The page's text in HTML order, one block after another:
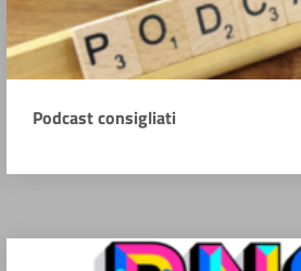
Podcast consigliati